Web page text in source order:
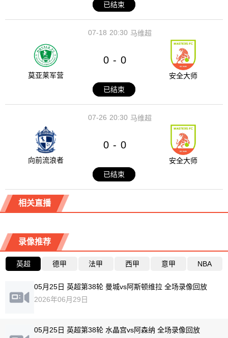
已结束
20:30
07-18 马维超
莫亚莱军营
0 - 0
安全大师
已结束
20:30
07-26 马维超
向前流浪者
0 - 0
安全大师
已结束
相关直播
录像推荐
英超 德甲 法甲 西甲 意甲 NBA
05月25日 英超第38轮 曼城vs阿斯顿维拉 全场录像回放
2026年06月29日
05月25日 英超第38轮 水晶宫vs阿森纳 全场录像回放